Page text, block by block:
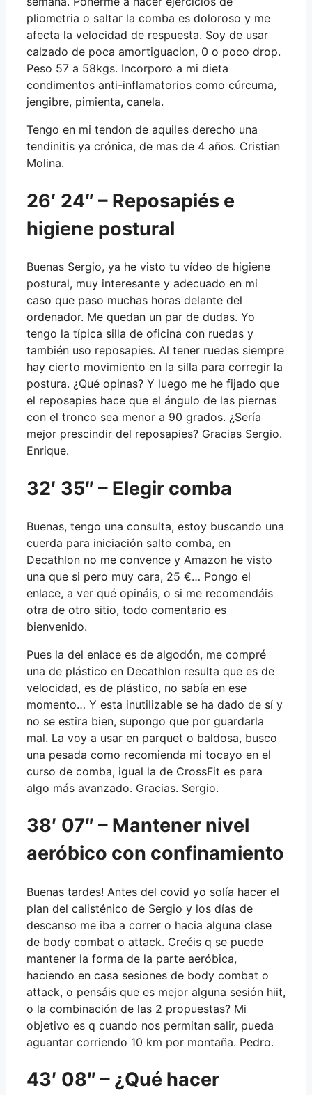
pliometria o saltar la comba es doloroso y me
afecta la velocidad de respuesta. Soy de usar
calzado de poca amortiguacion, 0 o poco drop.
Peso 57 a 58kgs. Incorporo a mi dieta
condimentos anti-inflamatorios como cúrcuma,
jengibre, pimienta, canela.
Tengo en mi tendon de aquiles derecho una
tendinitis ya crónica, de mas de 4 años. Cristian
Molina.
26′ 24″ – Reposapiés e
higiene postural
Buenas Sergio, ya he visto tu vídeo de higiene
postural, muy interesante y adecuado en mi
caso que paso muchas horas delante del
ordenador. Me quedan un par de dudas. Yo
tengo la típica silla de oficina con ruedas y
también uso reposapies. Al tener ruedas siempre
hay cierto movimiento en la silla para corregir la
postura. ¿Qué opinas? Y luego me he fijado que
el reposapies hace que el ángulo de las piernas
con el tronco sea menor a 90 grados. ¿Sería
mejor prescindir del reposapies? Gracias Sergio.
Enrique.
32′ 35″ – Elegir comba
Buenas, tengo una consulta, estoy buscando una
cuerda para iniciación salto comba, en
Decathlon no me convence y Amazon he visto
una que si pero muy cara, 25 €… Pongo el
enlace, a ver qué opináis, o si me recomendáis
otra de otro sitio, todo comentario es
bienvenido.
Pues la del enlace es de algodón, me compré
una de plástico en Decathlon resulta que es de
velocidad, es de plástico, no sabía en ese
momento… Y esta inutilizable se ha dado de sí y
no se estira bien, supongo que por guardarla
mal. La voy a usar en parquet o baldosa, busco
una pesada como recomienda mi tocayo en el
curso de comba, igual la de CrossFit es para
algo más avanzado. Gracias. Sergio.
38′ 07″ – Mantener nivel
aeróbico con confinamiento
Buenas tardes! Antes del covid yo solía hacer el
plan del calisténico de Sergio y los días de
descanso me iba a correr o hacia alguna clase
de body combat o attack. Creéis q se puede
mantener la forma de la parte aeróbica,
haciendo en casa sesiones de body combat o
attack, o pensáis que es mejor alguna sesión hiit,
o la combinación de las 2 propuestas? Mi
objetivo es q cuando nos permitan salir, pueda
aguantar corriendo 10 km por montaña. Pedro.
43′ 08″ – ¿Qué hacer